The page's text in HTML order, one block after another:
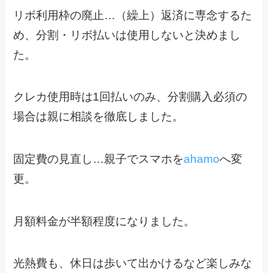
リボ利用枠の廃止…（繰上）返済に専念するた
め、分割・リボ払いは使用しないと決めまし
た。
クレカ使用時は1回払いのみ、分割購入必須の
場合は親に相談を徹底しました。
固定費の見直し…親子でスマホをahamoへ変
更。
月額料金が半額程度になりました。
光熱費も、休日は歩いて出かけるなど楽しみな